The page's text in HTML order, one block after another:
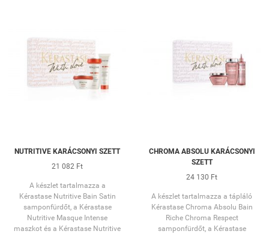
NUTRITIVE KARÁCSONYI SZETT
21 082 Ft
A készlet tartalmazza a
Kérastase Nutritive Bain Satin
samponfürdőt, a Kérastase
Nutritive Masque Intense
maszkot és a Kérastase Nutritive
CHROMA ABSOLU KARÁCSONYI
SZETT
24 130 Ft
A készlet tartalmazza a tápláló
Kérastase Chroma Absolu Bain
Riche Chroma Respect
samponfürdőt, a Kérastase